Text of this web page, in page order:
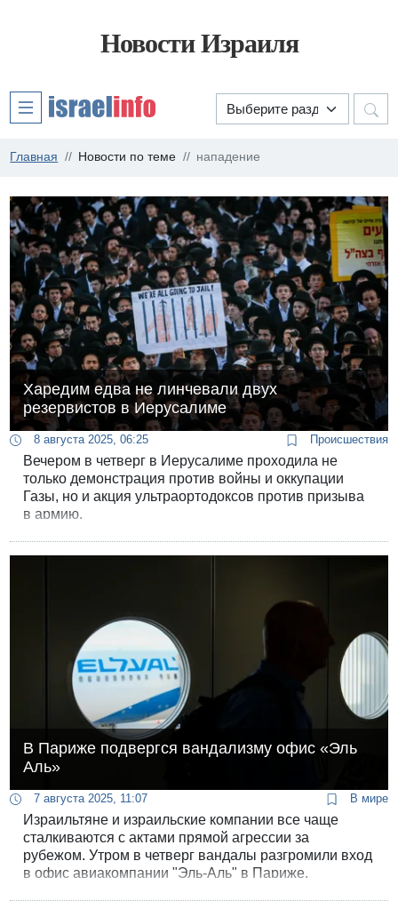
Новости Израиля
Главная Новости по теме нападение
Харедим едва не линчевали двух
резервистов в Иерусалиме
8 августа 2025, 06:25 Происшествия
Вечером в четверг в Иерусалиме проходила не
только демонстрация против войны и оккупации
Газы, но и акция ультраортодоксов против призыва
в армию.
В Париже подвергся вандализму офис «Эль
Аль»
7 августа 2025, 11:07 В мире
Израильтяне и израильские компании все чаще
сталкиваются с актами прямой агрессии за
рубежом. Утром в четверг вандалы разгромили вход
в офис авиакомпании "Эль-Аль" в Париже.